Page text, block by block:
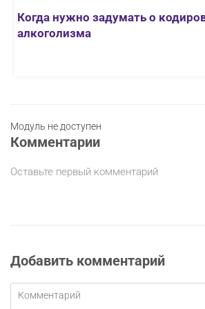
Когда нужно задумать о
алкоголизма
Модуль не доступен
Комментарии
Оставьте первый комментарий
Добавить комментарий